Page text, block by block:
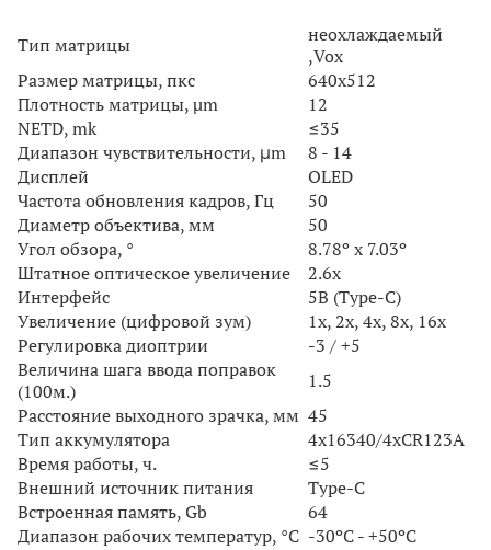
Тип матрицы
неохлаждаемый
,Vox
Размер матрицы, пкс
640x512
Плотность матрицы, µm
12
NETD, mk
≤35
Диапазон чувствительности, μm
8 - 14
Дисплей
OLED
Частота обновления кадров, Гц
50
Диаметр объектива, мм
50
Угол обзора, °
8.78º x 7.03º
Штатное оптическое увеличение
2.6x
Интерфейс
5В (Type-C)
Увеличение (цифровой зум)
1x, 2x, 4x, 8x, 16x
Регулировка диоптрии
-3 / +5
Величина шага ввода поправок
(100м.)
1.5
Расстояние выходного зрачка, мм 45
Тип аккумуляторa
4x16340/4xCR123A
Время работы, ч.
≤5
Внешний источник питания
Type-C
Встроенная память, Gb
64
Диапазон рабочих температур, °C -30ºC - +50ºC